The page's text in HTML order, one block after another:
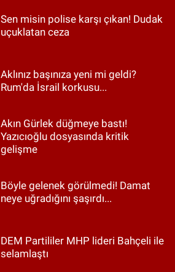
Sen misin polise karşı çıkan! Dudak
uçuklatan ceza
Aklınız başınıza yeni mi geldi?
Rum'da İsrail korkusu...
Akın Gürlek düğmeye bastı!
Yazıcıoğlu dosyasında kritik
gelişme
Böyle gelenek görülmedi! Damat
neye uğradığını şaşırdı...
DEM Partililer MHP lideri Bahçeli ile
selamlaştı